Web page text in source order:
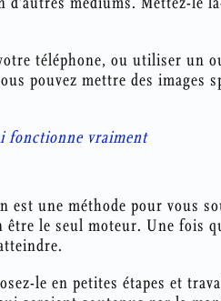
téléphone, ou utiliser un
pouvez mettre des images
fonctionne vraiment
est une méthode pour vous
le seul moteur. Une fois
le en petites étapes et